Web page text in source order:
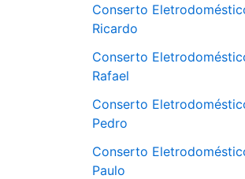
Conserto
Ricardo
Conserto
Rafael
Conserto
Pedro
Conserto
Paulo